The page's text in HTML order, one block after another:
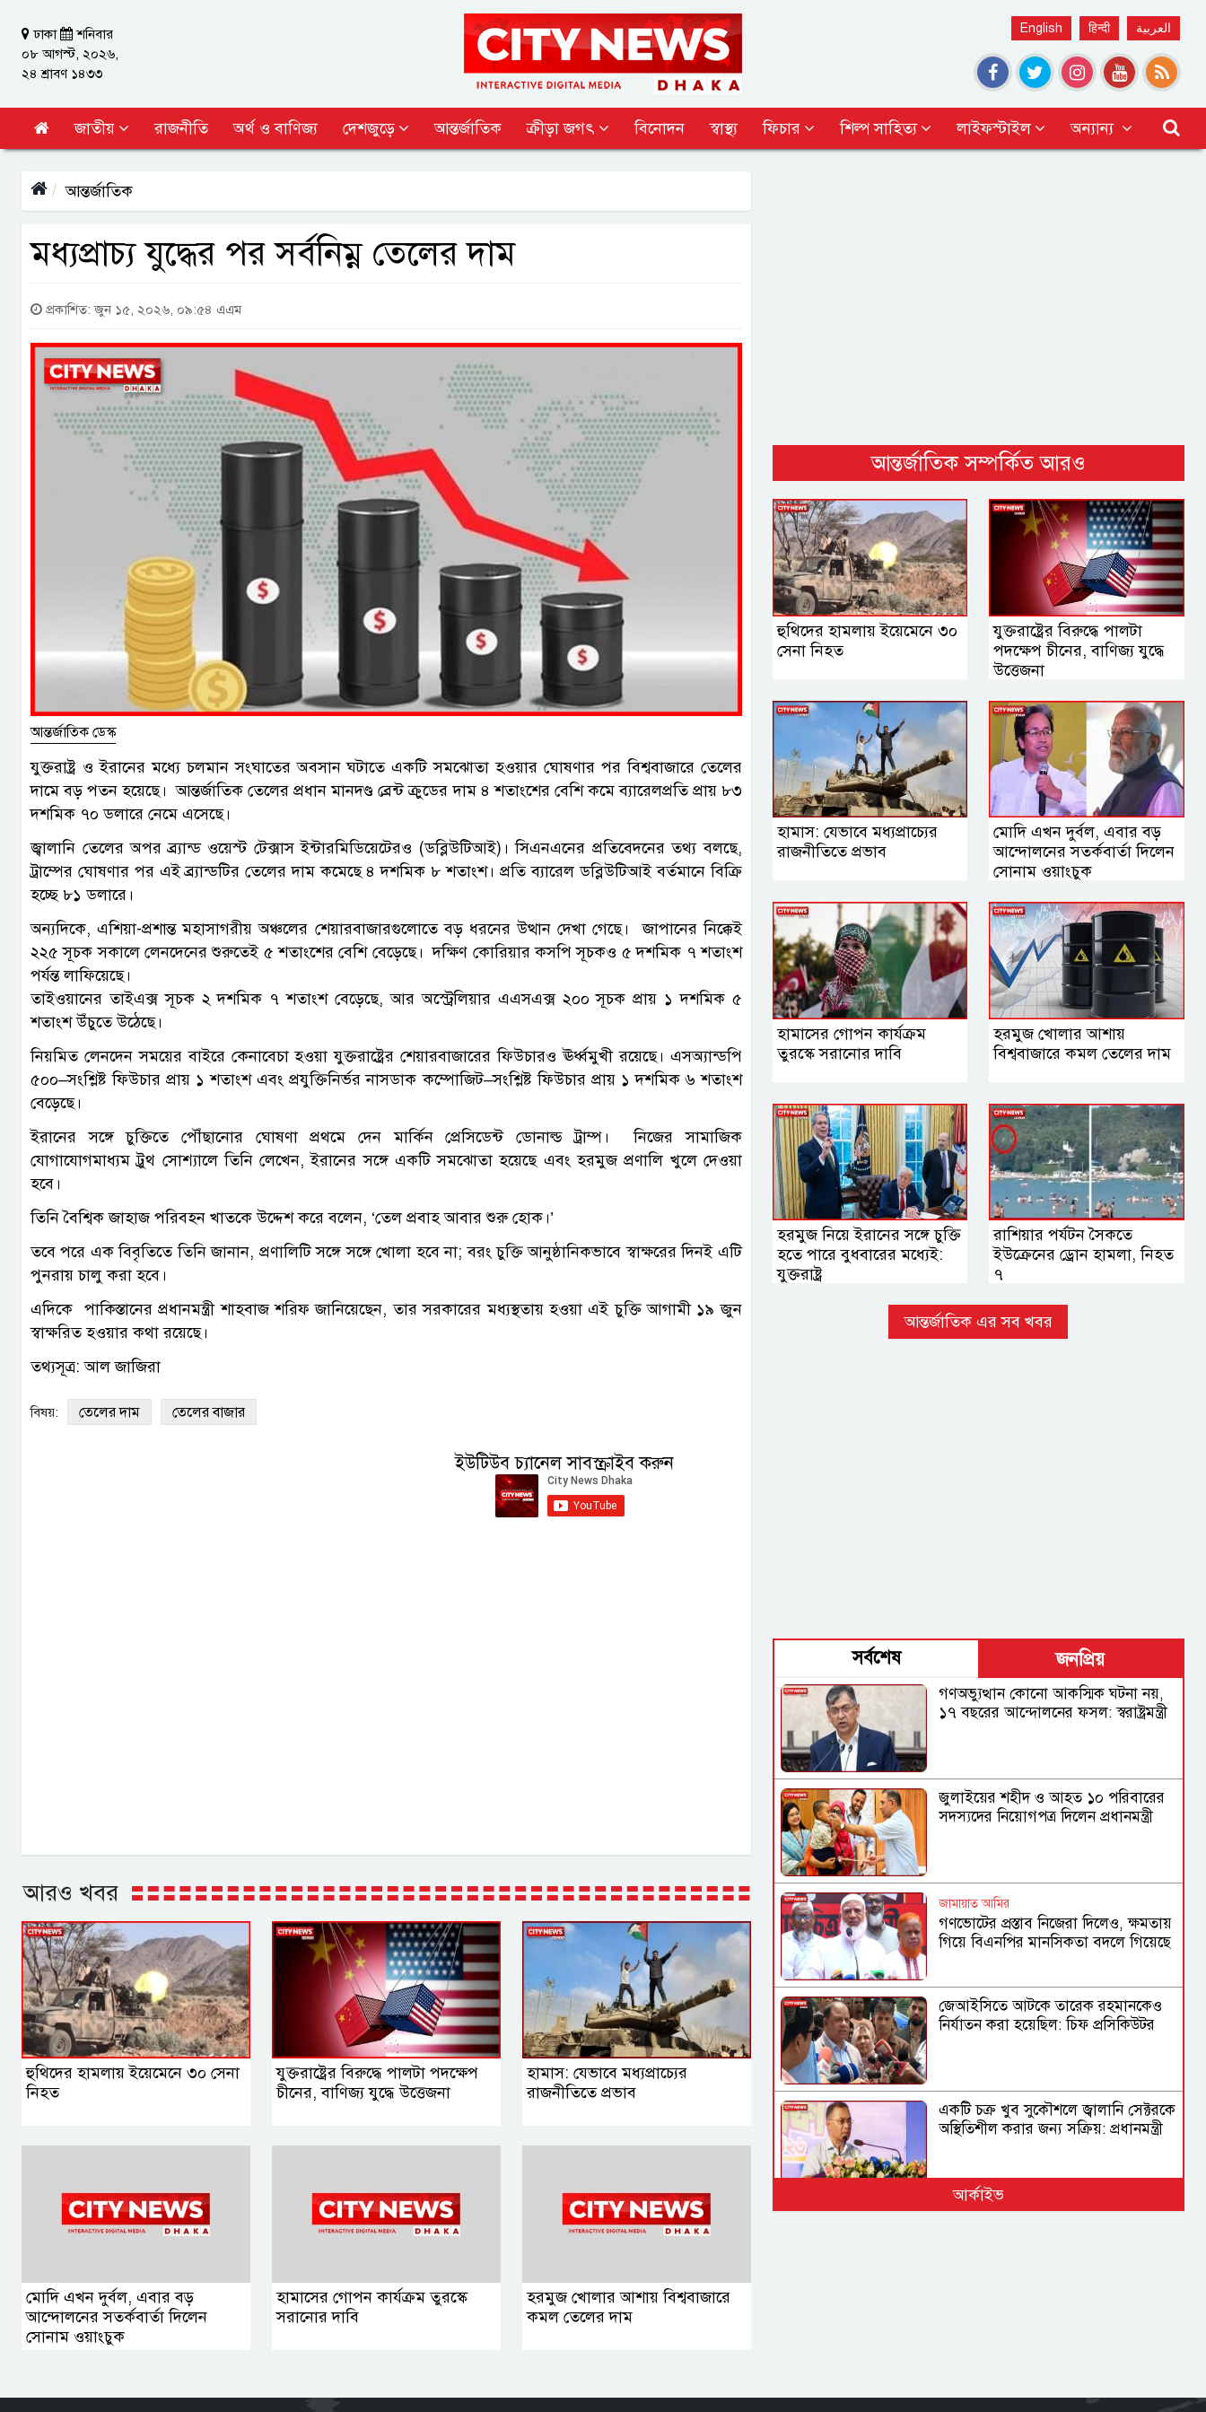
ঢাকা
শনিবার
০৮ আগস্ট, ২০২৬,
২৪ শ্রাবণ ১৪৩৩
English हिन्दी العربية
জাতীয় রাজনীতি অর্থ ও বাণিজ্য দেশজুড়ে আন্তর্জাতিক ক্রীড়া জগৎ বিনোদন স্বাস্থ্য ফিচার শিল্প সাহিত্য লাইফস্টাইল অন্যান্য
আন্তর্জাতিক
মধ্যপ্রাচ্য যুদ্ধের পর সর্বনিম্ন তেলের দাম
প্রকাশিত: জুন ১৫, ২০২৬, ০৯:৫৪ এএম
আন্তর্জাতিক ডেস্ক
যুক্তরাষ্ট্র ও ইরানের মধ্যে চলমান সংঘাতের অবসান ঘটাতে একটি সমঝোতা হওয়ার ঘোষণার পর বিশ্ববাজারে তেলের
দামে বড় পতন হয়েছে। আন্তর্জাতিক তেলের প্রধান মানদণ্ড ব্রেন্ট ক্রুডের দাম ৪ শতাংশের বেশি কমে ব্যারেলপ্রতি প্রায় ৮৩
দশমিক ৭০ ডলারে নেমে এসেছে।
জ্বালানি তেলের অপর ব্র্যান্ড ওয়েস্ট টেক্সাস ইন্টারমিডিয়েটেরও (ডব্লিউটিআই)। সিএনএনের প্রতিবেদনের তথ্য বলছে,
ট্রাম্পের ঘোষণার পর এই ব্র্যান্ডটির তেলের দাম কমেছে ৪ দশমিক ৮ শতাংশ। প্রতি ব্যারেল ডব্লিউটিআই বর্তমানে বিক্রি
হচ্ছে ৮১ ডলারে।
অন্যদিকে, এশিয়া-প্রশান্ত মহাসাগরীয় অঞ্চলের শেয়ারবাজারগুলোতে বড় ধরনের উত্থান দেখা গেছে। জাপানের নিক্কেই
২২৫ সূচক সকালে লেনদেনের শুরুতেই ৫ শতাংশের বেশি বেড়েছে। দক্ষিণ কোরিয়ার কসপি সূচকও ৫ দশমিক ৭ শতাংশ
পর্যন্ত লাফিয়েছে।
তাইওয়ানের তাইএক্স সূচক ২ দশমিক ৭ শতাংশ বেড়েছে, আর অস্ট্রেলিয়ার এএসএক্স ২০০ সূচক প্রায় ১ দশমিক ৫
শতাংশ উঁচুতে উঠেছে।
নিয়মিত লেনদেন সময়ের বাইরে কেনাবেচা হওয়া যুক্তরাষ্ট্রের শেয়ারবাজারের ফিউচারও ঊর্ধ্বমুখী রয়েছে। এসঅ্যান্ডপি
৫০০–সংশ্লিষ্ট ফিউচার প্রায় ১ শতাংশ এবং প্রযুক্তিনির্ভর নাসডাক কম্পোজিট–সংশ্লিষ্ট ফিউচার প্রায় ১ দশমিক ৬ শতাংশ
বেড়েছে।
ইরানের সঙ্গে চুক্তিতে পৌঁছানোর ঘোষণা প্রথমে দেন মার্কিন প্রেসিডেন্ট ডোনাল্ড ট্রাম্প। নিজের সামাজিক
যোগাযোগমাধ্যম ট্রুথ সোশ্যালে তিনি লেখেন, ইরানের সঙ্গে একটি সমঝোতা হয়েছে এবং হরমুজ প্রণালি খুলে দেওয়া
হবে।
তিনি বৈশ্বিক জাহাজ পরিবহন খাতকে উদ্দেশ করে বলেন, ‘তেল প্রবাহ আবার শুরু হোক।’
তবে পরে এক বিবৃতিতে তিনি জানান, প্রণালিটি সঙ্গে সঙ্গে খোলা হবে না; বরং চুক্তি আনুষ্ঠানিকভাবে স্বাক্ষরের দিনই এটি
পুনরায় চালু করা হবে।
এদিকে পাকিস্তানের প্রধানমন্ত্রী শাহবাজ শরিফ জানিয়েছেন, তার সরকারের মধ্যস্থতায় হওয়া এই চুক্তি আগামী ১৯ জুন
স্বাক্ষরিত হওয়ার কথা রয়েছে।
তথ্যসূত্র: আল জাজিরা
বিষয়: তেলের দাম তেলের বাজার
ইউটিউব চ্যানেল সাবস্ক্রাইব করুন
আরও খবর
হুথিদের হামলায় ইয়েমেনে ৩০ সেনা
নিহত
যুক্তরাষ্ট্রের বিরুদ্ধে পালটা পদক্ষেপ
চীনের, বাণিজ্য যুদ্ধে ‍উত্তেজনা
হামাস: যেভাবে মধ্যপ্রাচ্যের
রাজনীতিতে প্রভাব
মোদি এখন দুর্বল, এবার বড়
আন্দোলনের সতর্কবার্তা দিলেন
সোনাম ওয়াংচুক
হামাসের গোপন কার্যক্রম তুরস্কে
সরানোর দাবি
হরমুজ খোলার আশায় বিশ্ববাজারে
কমল তেলের দাম
আন্তর্জাতিক সম্পর্কিত আরও
হুথিদের হামলায় ইয়েমেনে ৩০
সেনা নিহত
যুক্তরাষ্ট্রের বিরুদ্ধে পালটা
পদক্ষেপ চীনের, বাণিজ্য যুদ্ধে
‍উত্তেজনা
হামাস: যেভাবে মধ্যপ্রাচ্যের
রাজনীতিতে প্রভাব
মোদি এখন দুর্বল, এবার বড়
আন্দোলনের সতর্কবার্তা দিলেন
সোনাম ওয়াংচুক
হামাসের গোপন কার্যক্রম
তুরস্কে সরানোর দাবি
হরমুজ খোলার আশায়
বিশ্ববাজারে কমল তেলের দাম
হরমুজ নিয়ে ইরানের সঙ্গে চুক্তি
হতে পারে বুধবারের মধ্যেই:
যুক্তরাষ্ট্র
রাশিয়ার পর্যটন সৈকতে
ইউক্রেনের ড্রোন হামলা, নিহত
৭
আন্তর্জাতিক এর সব খবর
সর্বশেষ জনপ্রিয়
গণঅভ্যুত্থান কোনো আকস্মিক ঘটনা নয়,
১৭ বছরের আন্দোলনের ফসল: স্বরাষ্ট্রমন্ত্রী
জুলাইয়ের শহীদ ও আহত ১০ পরিবারের
সদস্যদের নিয়োগপত্র দিলেন প্রধানমন্ত্রী
জামায়াত আমির
গণভোটের প্রস্তাব নিজেরা দিলেও, ক্ষমতায়
গিয়ে বিএনপির মানসিকতা বদলে গিয়েছে
জেআইসিতে আটকে তারেক রহমানকেও
নির্যাতন করা হয়েছিল: চিফ প্রসিকিউটর
একটি চক্র খুব সুকৌশলে জ্বালানি সেক্টরকে
অস্থিতিশীল করার জন্য সক্রিয়: প্রধানমন্ত্রী
গণঅভ্যুত্থানের সঙ্গে প্রথম বেইমানি
আর্কাইভ